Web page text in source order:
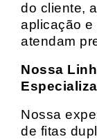
do cliente,
aplicação e
atendam
Nossa
Nossa
de fitas